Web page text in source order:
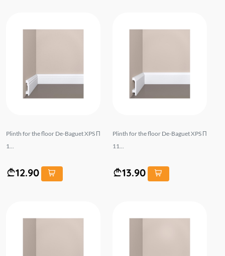
Plinth for the floor De-Baguet XPS П
1...
12.90
Plinth for the floor De-Baguet XPS П
11...
13.90